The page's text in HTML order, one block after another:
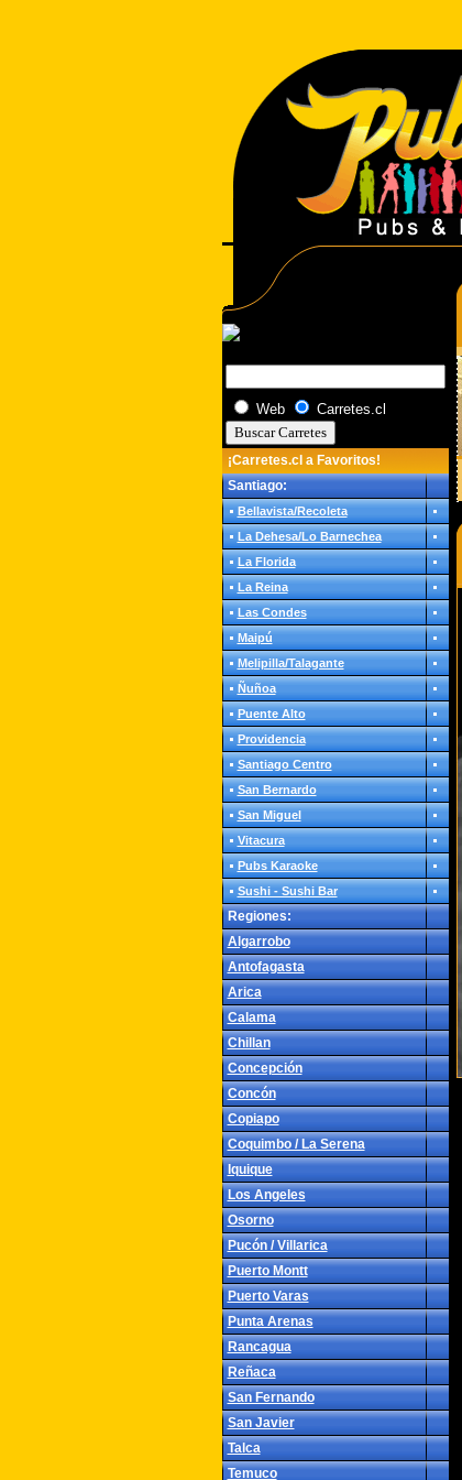
Web Carretes.cl
¡Carretes.cl a Favoritos!
Santiago:
Bellavista/Recoleta
La Dehesa/Lo Barnechea
La Florida
La Reina
Las Condes
Maipú
Melipilla/Talagante
Ñuñoa
Puente Alto
Providencia
Santiago Centro
San Bernardo
San Miguel
Vitacura
Pubs Karaoke
Sushi - Sushi Bar
Regiones:
Algarrobo
Antofagasta
Arica
Calama
Chillan
Concepción
Concón
Copiapo
Coquimbo / La Serena
Iquique
Los Angeles
Osorno
Pucón / Villarica
Puerto Montt
Puerto Varas
Punta Arenas
Rancagua
Reñaca
San Fernando
San Javier
Talca
Temuco